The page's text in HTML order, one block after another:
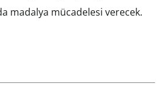
madalya mücadelesi verecek.